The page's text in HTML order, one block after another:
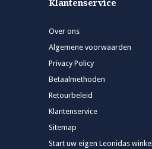
Klantenservice
Over ons
Algemene voorwaarden
Privacy Policy
Betaalmethoden
Retourbeleid
Klantenservice
Sitemap
Start uw eigen Leonidas winkel